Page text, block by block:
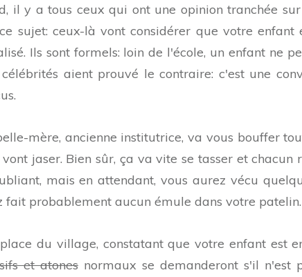
il y a tous ceux qui ont une opinion tranchée
sujet: ceux-là vont considérer que votre enfant
Ils sont formels: loin de l'école, un enfant ne
aient prouvé le contraire: c'est une
mère, ancienne institutrice, va vous bouffer
jaser. Bien sûr, ça va vite se tasser et chacun
mais en attendant, vous aurez vécu
fait probablement aucun émule dans votre patelin.
du village, constatant que votre enfant est
et atonesnormaux se demanderont s'il n'est